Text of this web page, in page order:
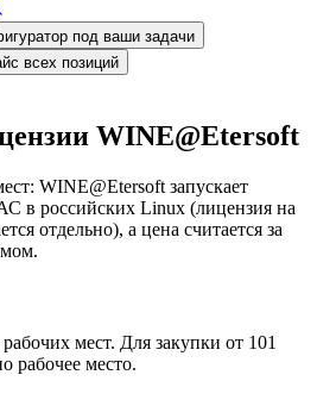
под ваши задачи
всех позиций
WINE@Etersoft
WINE@Etersoft запускает
в российских Linux (лицензия на
отдельно), а цена считается за
мест. Для закупки от 101
рабочее место.